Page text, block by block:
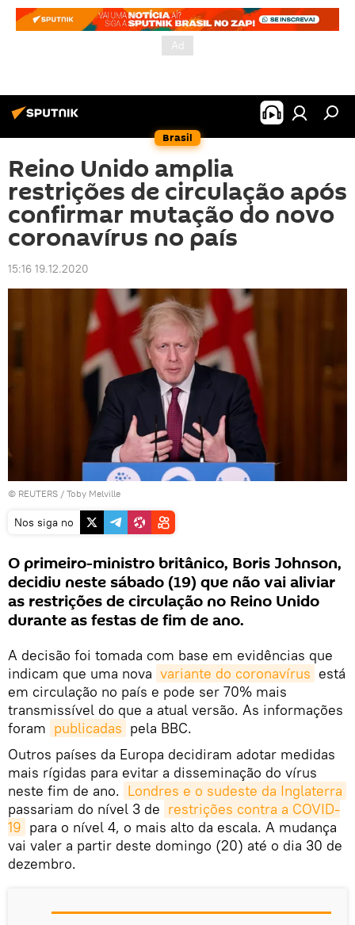
Brasil
Reino Unido amplia
restrições de circulação após
confirmar mutação do novo
coronavírus no país
15:16 19.12.2020
© REUTERS / Toby Melville
Nos siga no
O primeiro-ministro britânico, Boris Johnson,
decidiu neste sábado (19) que não vai aliviar
as restrições de circulação no Reino Unido
durante as festas de fim de ano.
A decisão foi tomada com base em evidências que
indicam que uma nova variante do coronavírus está
em circulação no país e pode ser 70% mais
transmissível do que a atual versão. As informações
foram publicadas pela BBC.
Outros países da Europa decidiram adotar medidas
mais rígidas para evitar a disseminação do vírus
neste fim de ano. Londres e o sudeste da Inglaterra
passariam do nível 3 de restrições contra a COVID-
19 para o nível 4, o mais alto da escala. A mudança
vai valer a partir deste domingo (20) até o dia 30 de
dezembro.